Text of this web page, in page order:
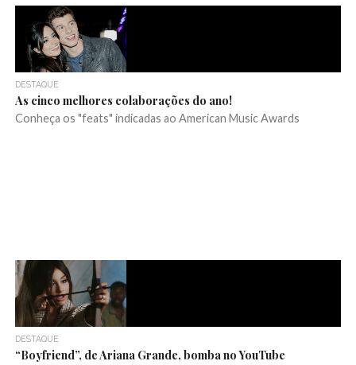
DESTAQUE
As cinco melhores colaborações do ano!
Conheça os "feats" indicadas ao American Music Awards
DESTAQUE
“Boyfriend”, de Ariana Grande, bomba no YouTube